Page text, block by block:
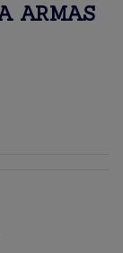
ARMAS